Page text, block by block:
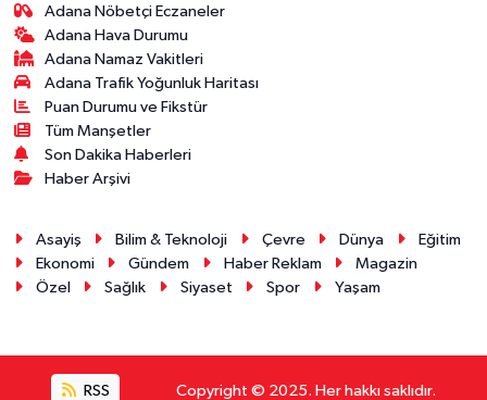
Adana Nöbetçi Eczaneler
Adana Hava Durumu
Adana Namaz Vakitleri
Adana Trafik Yoğunluk Haritası
Puan Durumu ve Fikstür
Tüm Manşetler
Son Dakika Haberleri
Haber Arşivi
Asayiş Bilim & Teknoloji Çevre Dünya
Eğitim
Ekonomi
Gündem Haber Reklam
Magazin
Özel
Sağlık Siyaset Spor Yaşam
RSS Copyright © 2025. Her hakkı saklıdır.